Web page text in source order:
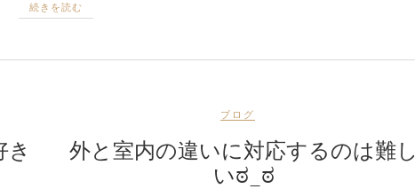
続きを読む
ブログ
外と室内の違いに対応するのは難し
いಠ_ಠ